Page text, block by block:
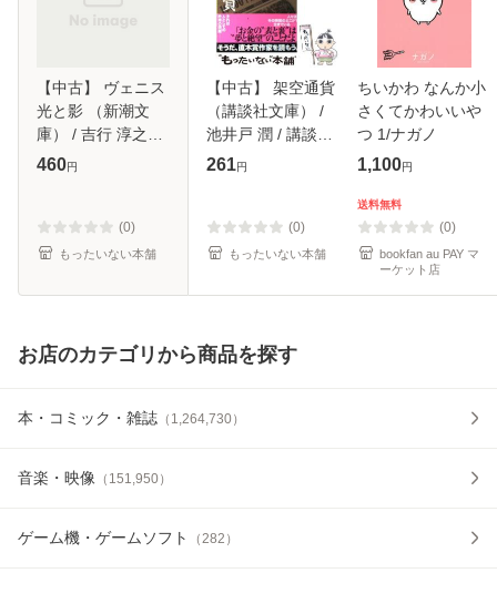
【中古】 ヴェニス
光と影 （新潮文
庫） / 吉行 淳之
介、 篠山 紀信 / 新
460円
(0)
もったいない本舗
【中古】 架空通貨
（講談社文庫） /
池井戸 潤 / 講談社
[文庫]【メール便送
261円
(0)
もったいない本舗
ちいかわ なんか小
さくてかわいいや
つ 1/ナガノ
1,100円
送料無料
(0)
bookfan au PAY マ
ーケット店
お店のカテゴリから商品を探す
本・コミック・雑誌 （ 1,264,730）
音楽・映像 （ 151,950）
ゲーム機・ゲームソフト （282 ）